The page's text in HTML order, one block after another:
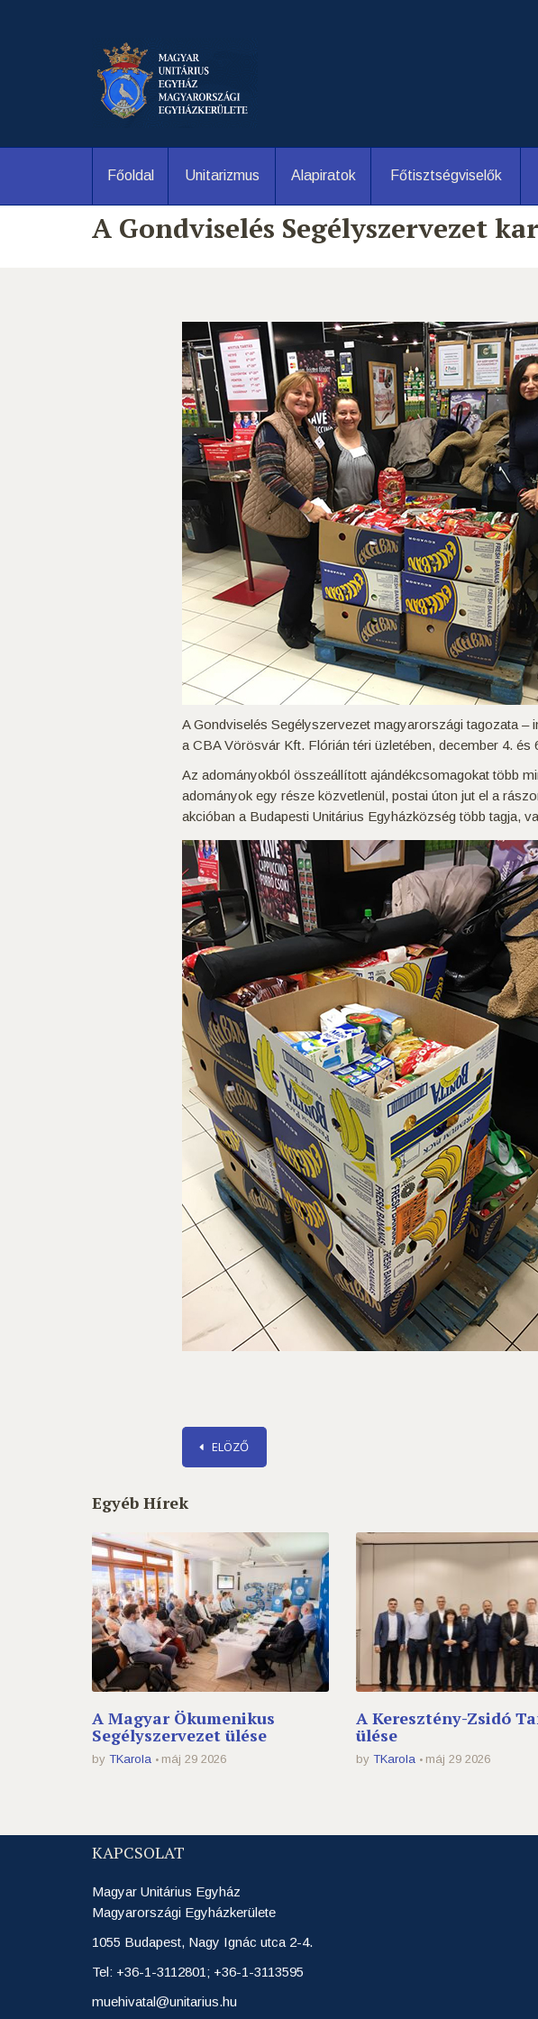
Főoldal Unitarizmus Alapiratok Főtisztségviselők
A Gondviselés Segélyszervezet
A Gondviselés Segélyszervezet magyarországi tagozata
a CBA Vörösvár Kft. Flórián téri üzletében, december 4. és
Az adományokból összeállított ajándékcsomagokat több
adományok egy része közvetlenül, postai úton jut el a
akcióban a Budapesti Unitárius Egyházközség több tagja,
ELÖZŐ
Egyéb Hírek
A Magyar Ökumenikus
Segélyszervezet ülése
by TKarola máj 29 2026
A Keresztény-Zsidó
ülése
by TKarola máj 29 2026
KAPCSOLAT
Magyar Unitárius Egyház
Magyarországi Egyházkerülete
1055 Budapest, Nagy Ignác utca 2-4.
Tel: +36-1-3112801; +36-1-3113595
muehivatal@unitarius.hu